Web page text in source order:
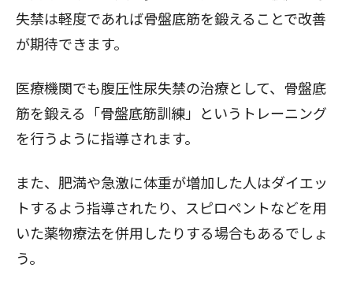
失禁は軽度であれば骨盤底筋を鍛えることで改善
が期待できます。
医療機関でも腹圧性尿失禁の治療として、骨盤底
筋を鍛える「骨盤底筋訓練」というトレーニング
を行うように指導されます。
また、肥満や急激に体重が増加した人はダイエッ
トするよう指導されたり、スピロペントなどを用
いた薬物療法を併用したりする場合もあるでしょ
う。